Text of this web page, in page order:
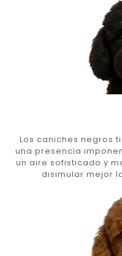
Los caniches negros
una presencia
un aire sofisticado y
disimular mejor